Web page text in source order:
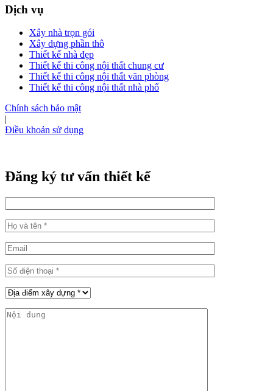
Dịch vụ
Xây nhà trọn gói
Xây dựng phần thô
Thiết kế nhà đẹp
Thiết kế thi công nội thất chung cư
Thiết kế thi công nội thất văn phòng
Thiết kế thi công nội thất nhà phố
Chính sách bảo mật
Điều khoản sử dụng
Đăng ký tư vấn thiết kế